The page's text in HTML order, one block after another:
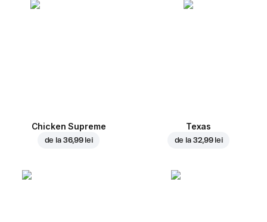
Chicken Supreme
de la 36,99 lei
Texas
de la 32,99 lei